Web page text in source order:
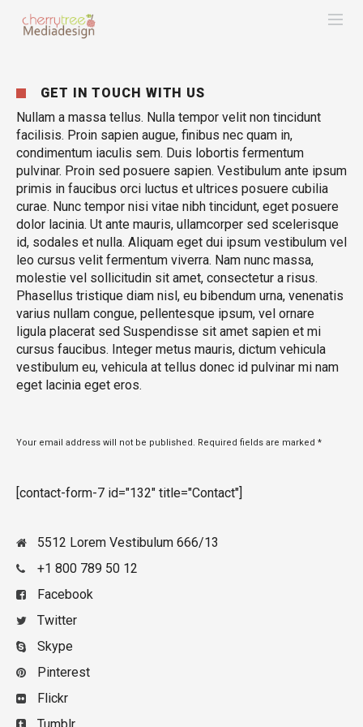
GET IN TOUCH WITH US
Nullam a massa tellus. Nulla tempor velit non tincidunt
facilisis. Proin sapien augue, finibus nec quam in,
condimentum iaculis sem. Duis lobortis fermentum
pulvinar. Proin sed posuere sapien. Vestibulum ante ipsum
primis in faucibus orci luctus et ultrices posuere cubilia
curae. Nunc tempor nisi vitae nibh tincidunt, eget posuere
dolor lacinia. Ut ante mauris, ullamcorper sed scelerisque
id, sodales et nulla. Aliquam eget dui ipsum vestibulum vel
leo cursus velit fermentum viverra. Nam nunc massa,
molestie vel sollicitudin sit amet, consectetur a risus.
Phasellus tristique diam nisl, eu bibendum urna, venenatis
varius nullam congue, pellentesque ipsum, vel ornare
ligula placerat sed Suspendisse sit amet sapien et mi
cursus faucibus. Integer metus mauris, dictum vehicula
vestibulum eu, vehicula at tellus donec id pulvinar mi nam
eget lacinia eget eros.
Your email address will not be published. Required fields are marked *
[contact-form-7 id="132" title="Contact"]
5512 Lorem Vestibulum 666/13
+1 800 789 50 12
Facebook
Twitter
Skype
Pinterest
Flickr
Tumblr